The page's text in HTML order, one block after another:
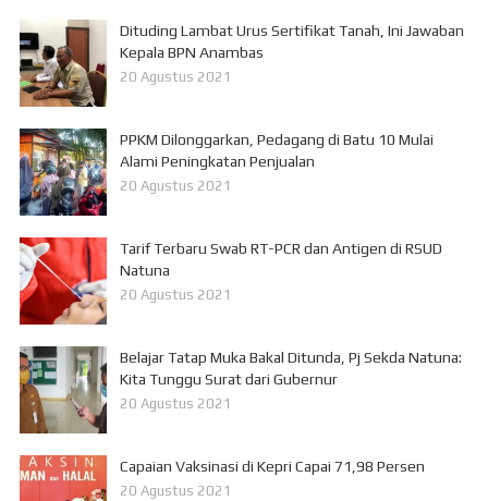
Dituding Lambat Urus Sertifikat Tanah, Ini Jawaban
Kepala BPN Anambas
20 Agustus 2021
PPKM Dilonggarkan, Pedagang di Batu 10 Mulai
Alami Peningkatan Penjualan
20 Agustus 2021
Tarif Terbaru Swab RT-PCR dan Antigen di RSUD
Natuna
20 Agustus 2021
Belajar Tatap Muka Bakal Ditunda, Pj Sekda Natuna:
Kita Tunggu Surat dari Gubernur
20 Agustus 2021
Capaian Vaksinasi di Kepri Capai 71,98 Persen
20 Agustus 2021